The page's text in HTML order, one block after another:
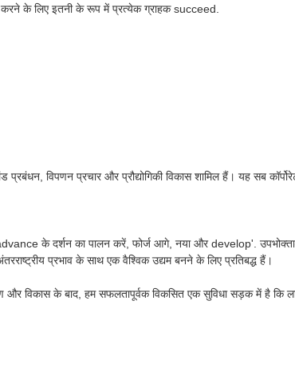
करने के लिए इतनी के रूप में प्रत्येक ग्राहक succeed.
विपणन प्रचार और प्रौद्योगिकी विकास शामिल हैं। यह सब
के दर्शन का पालन करें, फोर्ज आगे, नया और develop'.
प्रभाव के साथ एक वैश्विक उद्यम बनने के लिए प्रतिबद्ध हैं।
विकास के बाद, हम सफलतापूर्वक विकसित एक सुविधा सड़क में है कि